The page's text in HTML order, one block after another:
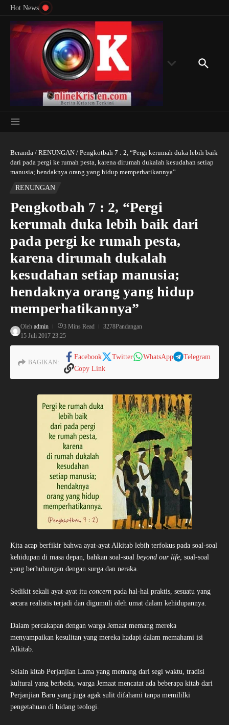
Lewati ke konten
Hot News
Beranda / RENUNGAN / Pengkotbah 7 : 2, “Pergi kerumah duka lebih baik
dari pada pergi ke rumah pesta, karena dirumah dukalah kesudahan setiap
manusia; hendaknya orang yang hidup memperhatikannya”
RENUNGAN
Pengkotbah 7 : 2, “Pergi
kerumah duka lebih baik dari
pada pergi ke rumah pesta,
karena dirumah dukalah
kesudahan setiap manusia;
hendaknya orang yang hidup
memperhatikannya”
Oleh admin 3 Mins Read
3278Pandangan
15 Juli 2017 23:25
BAGIKAN:
Facebook Twitter WhatsApp
Telegram
Copy Link
Kita acap berfikir bahwa ayat-ayat Alkitab lebih terfokus pada soal-soal
kehidupan di masa depan, bahkan soal-soal beyond our life, soal-soal
yang berhubungan dengan surga dan neraka.
Sedikit sekali ayat-ayat itu concern pada hal-hal praktis, sesuatu yang
secara realistis terjadi dan digumuli oleh umat dalam kehidupannya.
Dalam percakapan dengan warga Jemaat memang mereka
menyampaikan kesulitan yang mereka hadapi dalam memahami isi
Alkitab.
Selain kitab Perjanjian Lama yang memang dari segi waktu, tradisi
kultural yang berbeda, warga Jemaat mencatat ada beberapa kitab dari
Perjanjian Baru yang juga agak sulit difahami tanpa memililki
pengetahuan di bidang teologi.